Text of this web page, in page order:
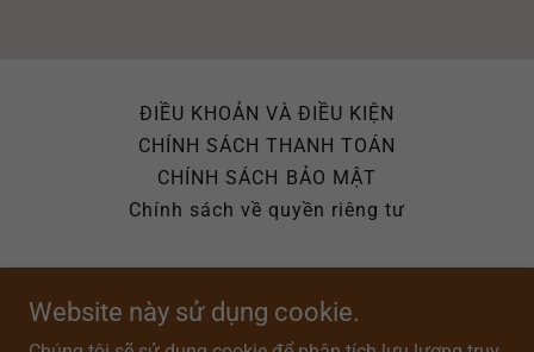
ĐIỀU KHOẢN VÀ ĐIỀU KIỆN
CHÍNH SÁCH THANH TOÁN
CHÍNH SÁCH BẢO MẬT
Chính sách về quyền riêng tư
Website này sử dụng cookie.